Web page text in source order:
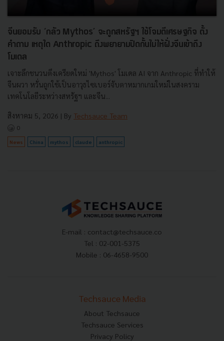
จีนยอมรับ ‘กลัว Mythos’ จะถูกสหรัฐฯ ใช้โจมตีเศรษฐกิจ ตั้ง
คำถาม เหตุใด Anthropic ถึงพยายามปิดกั้นไม่ให้ฝั่งจีนเข้าถึง
โมเดล
เจาะลึกชนวนตึงเครียดใหม่ 'Mythos' โมเดล AI จาก Anthropic ที่ทำให้
จีนผวา หวั่นถูกใช้เป็นอาวุธไซเบอร์จับตาหมากเกมใหม่ในสงคราม
เทคโนโลยีระหว่างสหรัฐฯ และจีน...
สิงหาคม 5, 2026 | By Techsauce Team
0
News China mythos claude anthropic
E-mail : contact@techsauce.co
Tel : 02-001-5375
Mobile : 06-4658-9500
Techsauce Media
About Techsauce
Techsauce Services
Privacy Policy